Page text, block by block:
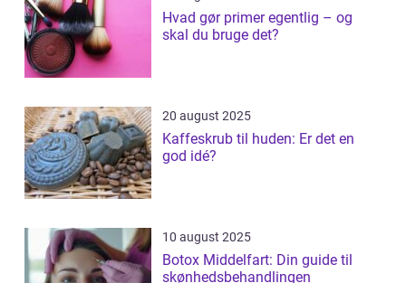
Hvad gør primer egentlig – og
skal du bruge det?
20 august 2025
Kaffeskrub til huden: Er det en
god idé?
10 august 2025
Botox Middelfart: Din guide til
skønhedsbehandlingen